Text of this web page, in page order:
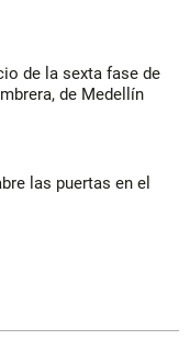
de la sexta fase de
de Medellín
las puertas en el